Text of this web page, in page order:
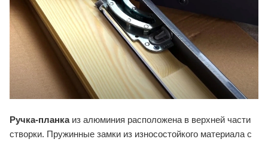
Ручка-планкаиз алюминия расположена в верхней части
створки. Пружинные замки из износостойкого материала с